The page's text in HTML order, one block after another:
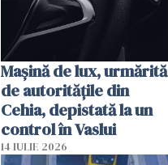
Mașină de lux, urmărită
de autoritățile din
Cehia, depistată la un
control în Vaslui
14 IULIE 2026